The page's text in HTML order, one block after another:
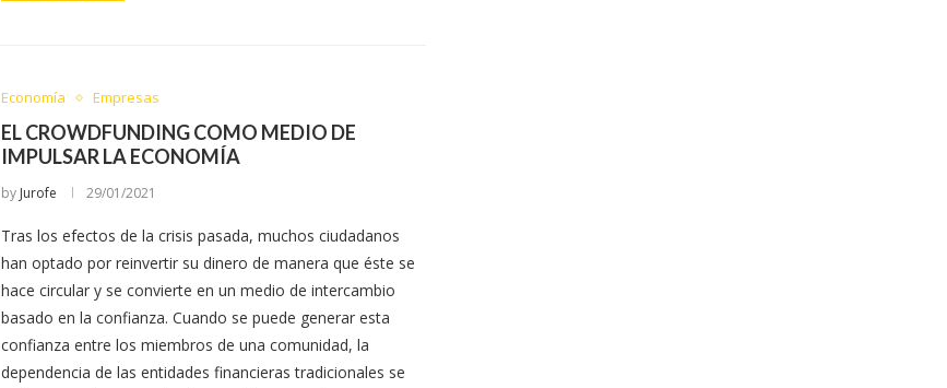
Economía Empresas
EL CROWDFUNDING COMO MEDIO DE
IMPULSAR LA ECONOMÍA
by Jurofe 29/01/2021
Tras los efectos de la crisis pasada, muchos ciudadanos
han optado por reinvertir su dinero de manera que éste se
hace circular y se convierte en un medio de intercambio
basado en la confianza. Cuando se puede generar esta
confianza entre los miembros de una comunidad, la
dependencia de las entidades financieras tradicionales se